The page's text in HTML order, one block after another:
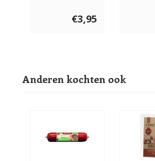
€3,95
Anderen kochten ook